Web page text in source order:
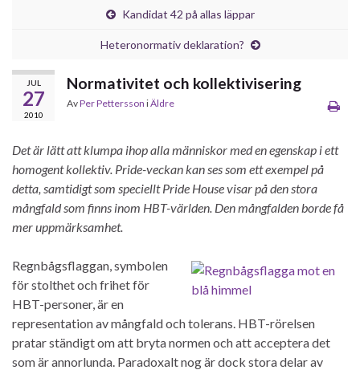
Kandidat 42 på allas läppar
Heteronormativ deklaration?
JUL
27
2010
Normativitet och kollektivisering
AvPer Pettersson iÄldre
Det är lätt att klumpa ihop alla människor med en egenskap i ett
homogent kollektiv. Pride-veckan kan ses som ett exempel på
detta, samtidigt som speciellt Pride House visar på den stora
mångfald som finns inom HBT-världen. Den mångfalden borde få
mer uppmärksamhet.
Regnbågsflaggan, symbolen
för stolthet och frihet för
HBT-personer, är en
representation av mångfald och tolerans. HBT-rörelsen
pratar ständigt om att bryta normen och att acceptera det
som är annorlunda. Paradoxalt nog är dock stora delar av